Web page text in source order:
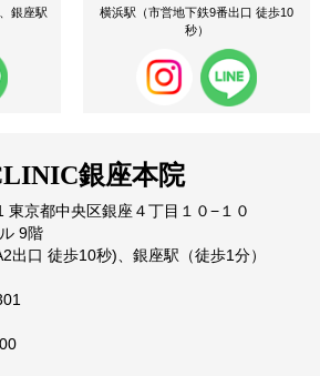
銀座駅
横浜駅（市営地下鉄9番出口 徒歩10
秒）
銀座本院
東京都中央区銀座４丁目１０−１０
9階
出口 徒歩10秒)、銀座駅（徒歩1分）